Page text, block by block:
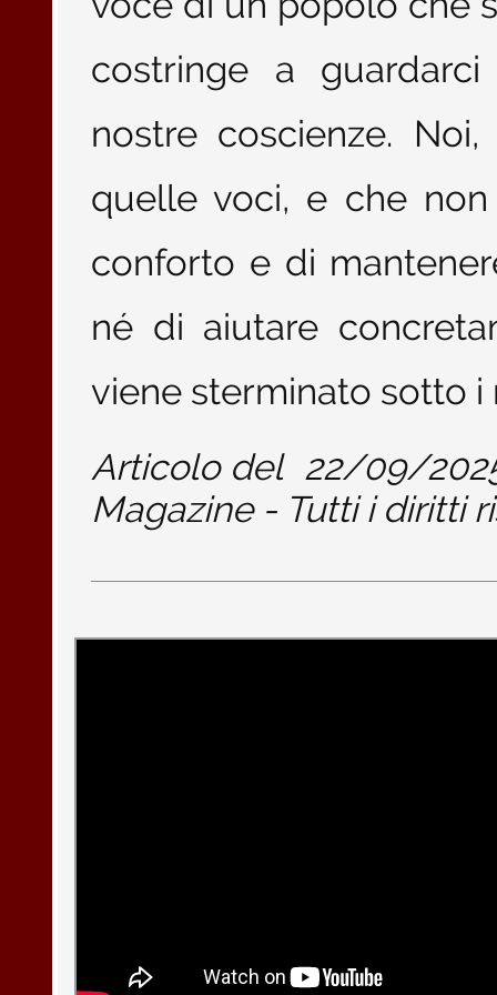
costringe a
nostre coscienze.
quelle voci, e che
conforto e di
né di aiutare
viene sterminato sotto i
Articolo del 22/09/
Magazine - Tutti i diritti